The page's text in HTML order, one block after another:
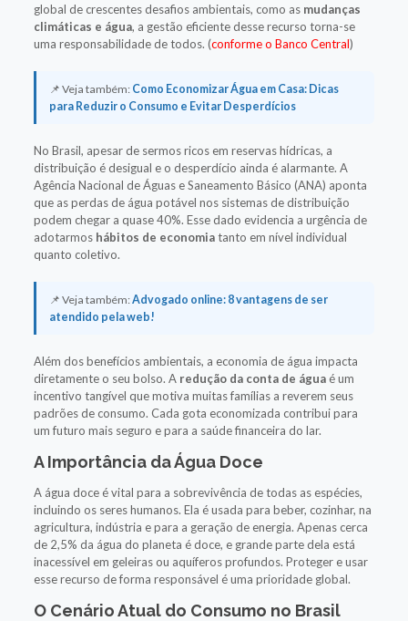
global de crescentes desafios ambientais, como as mudanças
climáticas e água, a gestão eficiente desse recurso torna-se
uma responsabilidade de todos. (conforme o Banco Central)
📌 Veja também: Como Economizar Água em Casa: Dicas
para Reduzir o Consumo e Evitar Desperdícios
No Brasil, apesar de sermos ricos em reservas hídricas, a
distribuição é desigual e o desperdício ainda é alarmante. A
Agência Nacional de Águas e Saneamento Básico (ANA) aponta
que as perdas de água potável nos sistemas de distribuição
podem chegar a quase 40%. Esse dado evidencia a urgência de
adotarmos hábitos de economiatanto em nível individual
quanto coletivo.
📌 Veja também:Advogado online: 8 vantagens de ser
atendido pela web!
Além dos benefícios ambientais, a economia de água impacta
diretamente o seu bolso. A redução da conta de águaé um
incentivo tangível que motiva muitas famílias a reverem seus
padrões de consumo. Cada gota economizada contribui para
um futuro mais seguro e para a saúde financeira do lar.
A Importância da Água Doce
A água doce é vital para a sobrevivência de todas as espécies,
incluindo os seres humanos. Ela é usada para beber, cozinhar, na
agricultura, indústria e para a geração de energia. Apenas cerca
de 2,5% da água do planeta é doce, e grande parte dela está
inacessível em geleiras ou aquíferos profundos. Proteger e usar
esse recurso de forma responsável é uma prioridade global.
O Cenário Atual do Consumo no Brasil